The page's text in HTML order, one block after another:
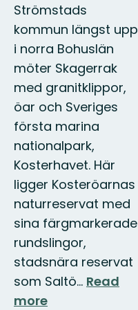
Strömstads
kommun längst upp
i norra Bohuslän
möter Skagerrak
med granitklippor,
öar och Sveriges
första marina
nationalpark,
Kosterhavet. Här
ligger Kosteröarnas
naturreservat med
sina färgmarkerade
rundslingor,
stadsnära reservat
som Saltö… Read
more